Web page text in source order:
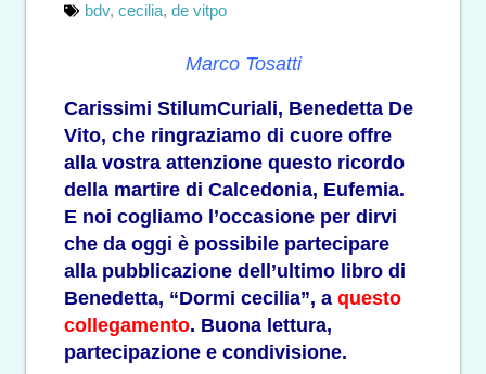
bdv, cecilia, de vitpo
Marco Tosatti
Carissimi StilumCuriali, Benedetta De
Vito, che ringraziamo di cuore offre
alla vostra attenzione questo ricordo
della martire di Calcedonia, Eufemia.
E noi cogliamo l’occasione per dirvi
che da oggi è possibile partecipare
alla pubblicazione dell’ultimo libro di
Benedetta, “Dormi cecilia”, a questo
collegamento. Buona lettura,
partecipazione e condivisione.